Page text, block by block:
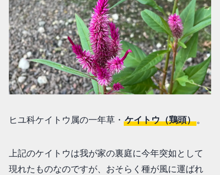
ヒユ科ケイトウ属の一年草・ ケイトウ（鶏頭）。
上記のケイトウは我が家の裏庭に今年突如として
現れたものなのですが、おそらく種が風に運ばれ